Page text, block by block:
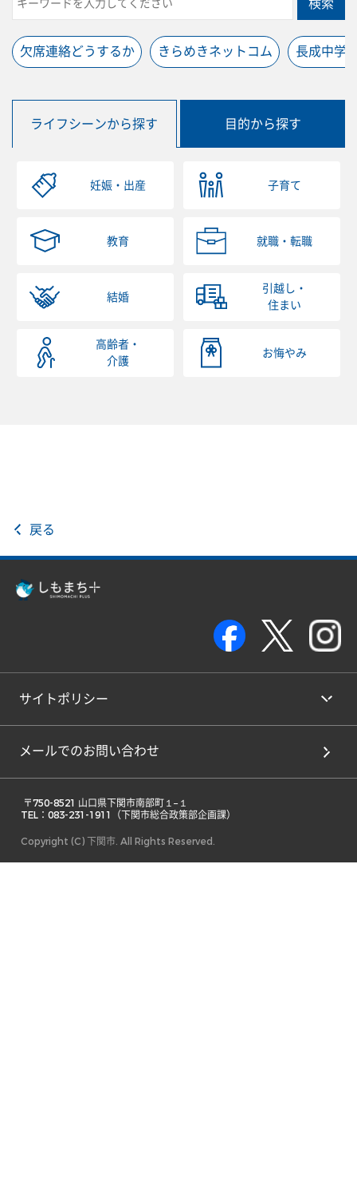
検索
欠席連絡どうするか きらめきネットコム 長成中学
ライフシーンから探す 目的から探す
妊娠・出産 子育て
教育 就職・転職
結婚
引越し・
住まい
高齢者・
介護
お悔やみ
戻る
サイトポリシー
メールでのお問い合わせ
TEL：083-231-1911（下関市総合政策部企画課）
Copyright (C) 下関市. All Rights Reserved.